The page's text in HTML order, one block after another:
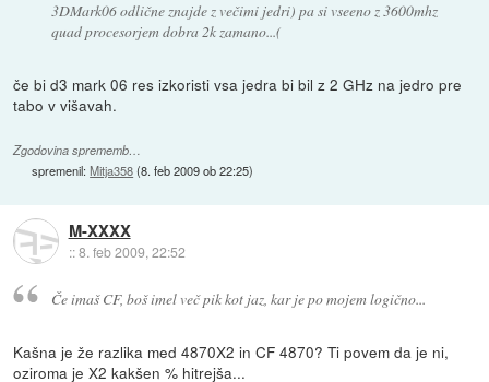
3DMark06 odlične znajde z večimi jedri) pa si vseeno z 3600mhz
quad procesorjem dobra 2k zamano...(
če bi d3 mark 06 res izkoristi vsa jedra bi bil z 2 GHz na jedro pre
tabo v višavah.
Zgodovina sprememb…
spremenil:Mitja358(8. feb 2009 ob 22:25)
M-XXXX
::8. feb 2009, 22:52
Če imaš CF, boš imel več pik kot jaz, kar je po mojem logično...
Kašna je že razlika med 4870X2 in CF 4870? Ti povem da je ni,
oziroma je X2 kakšen % hitrejša...